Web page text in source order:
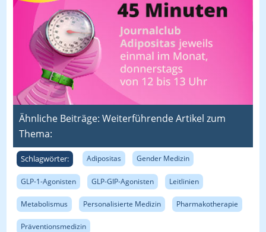
Ähnliche Beiträge: Weiterführende Artikel zum
Thema:
Schlagwörter: Adipositas Gender Medizin
GLP-1-Agonisten GLP-GIP-Agonisten Leitlinien
Metabolismus Personalisierte Medizin Pharmakotherapie
Präventionsmedizin